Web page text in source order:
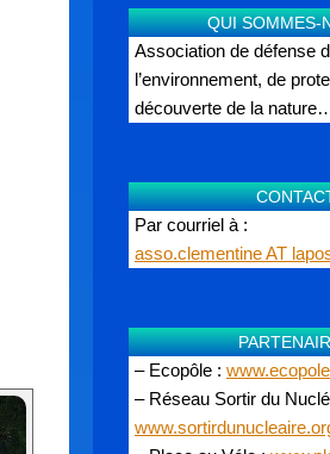
QUI SOMMES-
Association de défense
l’environnement, de
découverte de la
Par courriel à :
asso.clementine AT
– Ecopôle :
– Réseau Sortir du